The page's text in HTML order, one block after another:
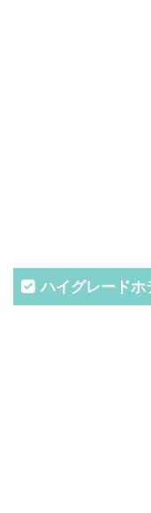
ハイグレードホ